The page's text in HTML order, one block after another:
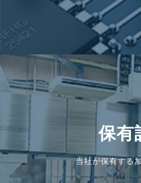
保有
当社が保有する